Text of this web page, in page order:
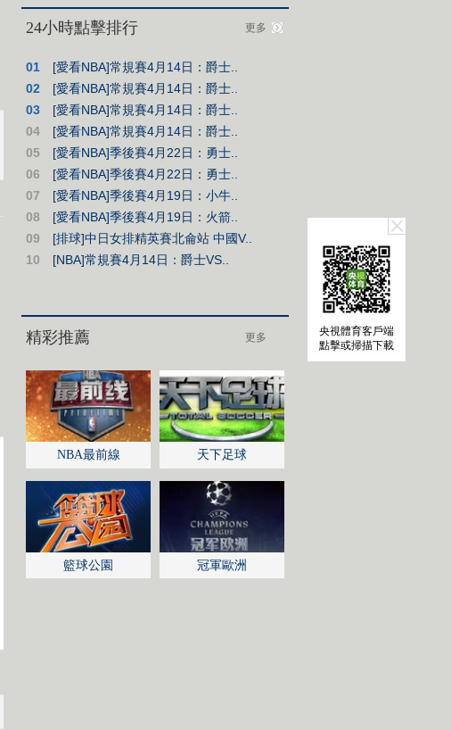
央視體育客戶端
點擊或掃描下載
24小時點擊排行 更多
01
[愛看NBA]常規賽4月14日：爵士..
02
[愛看NBA]常規賽4月14日：爵士..
03
[愛看NBA]常規賽4月14日：爵士..
04
[愛看NBA]常規賽4月14日：爵士..
05
[愛看NBA]季後賽4月22日：勇士..
06
[愛看NBA]季後賽4月22日：勇士..
07
[愛看NBA]季後賽4月19日：小牛..
08
[愛看NBA]季後賽4月19日：火箭..
09
[排球]中日女排精英賽北侖站 中國V..
10
[NBA]常規賽4月14日：爵士VS..